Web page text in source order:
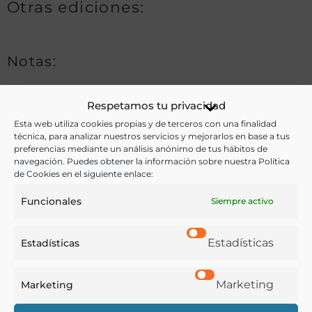
Respetamos tu privacidad
Esta web utiliza cookies propias y de terceros con una finalidad
técnica, para analizar nuestros servicios y mejorarlos en base a tus
preferencias mediante un análisis anónimo de tus hábitos de
navegación. Puedes obtener la información sobre nuestra Política
de Cookies en el siguiente enlace:
Funcionales Siempre activo
Estadísticas Estadísticas
Marketing Marketing
Otras ediciones:
Notas:
Ver más libros de estas materias:
Alimentos,Cocina,Gastronomía,Historia,Pastelería y
Confitería , Recetarios
Ver más libros con las palabras clave:
Manuscritos